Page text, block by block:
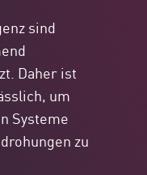
sind
Daher ist
um
Systeme
zu